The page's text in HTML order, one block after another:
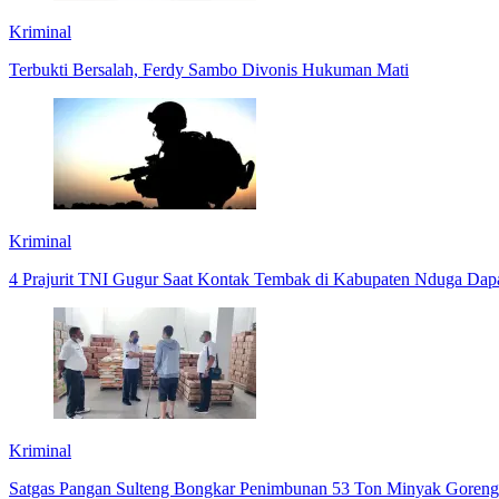
Kriminal
Terbukti Bersalah, Ferdy Sambo Divonis Hukuman Mati
Kriminal
4 Prajurit TNI Gugur Saat Kontak Tembak di Kabupaten Nduga
Kriminal
Satgas Pangan Sulteng Bongkar Penimbunan 53 Ton Minyak Goreng